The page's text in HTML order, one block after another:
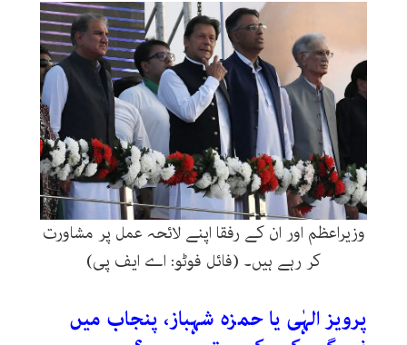
وزیراعظم اور ان کے رفقا اپنے لائحہ عمل پر مشاورت
کر رہے ہیں۔ (فائل فوٹو: اے ایف پی)
پرویز الہٰی یا حمزہ شہباز، پنجاب میں